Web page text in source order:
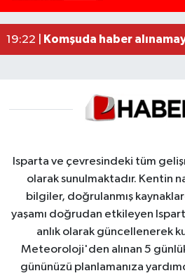
19:22 |
Komşuda haber
Isparta ve çevresindeki tüm
olarak sunulmaktadır. Kentin
bilgiler, doğrulanmış
yaşamı doğrudan etkileyen
anlık olarak güncellenerek
Meteoroloji'den alınan 5
gününüzü planlamanıza